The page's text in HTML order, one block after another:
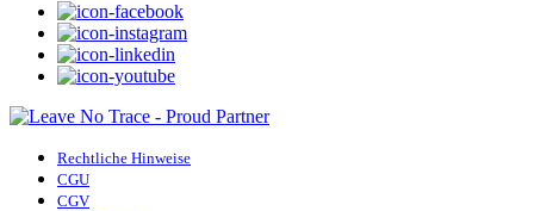
Rechtliche Hinweise
CGU
CGV